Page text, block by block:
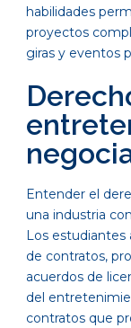
habilidades
proyectos
giras y eventos
Entender el
una industria
Los
de contratos,
acuerdos de
del
contratos que